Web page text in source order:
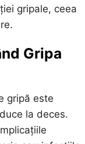
gripale, ceea
Gripa
gripă este
la deces.